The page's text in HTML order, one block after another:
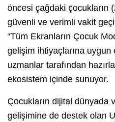
öncesi çağdaki çocukların
güvenli ve verimli vakit
“Tüm Ekranların Çocuk
gelişim ihtiyaçlarına uygun
uzmanlar tarafından
ekosistem içinde sunuyor.
Çocukların dijital dünyada
gelişimine de destek olan